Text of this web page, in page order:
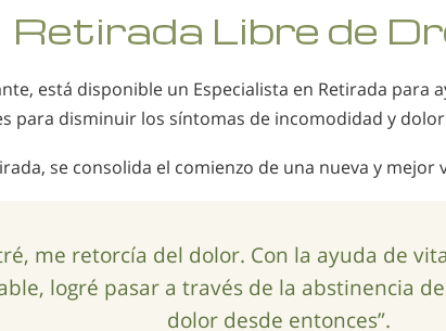
Retirada Libre de
está disponible un Especialista en Retirada para
para disminuir los síntomas de incomodidad y
se consolida el comienzo de una nueva y mejor
me retorcía del dolor. Con la ayuda de
logré pasar a través de la abstinencia
dolor desde entonces”.